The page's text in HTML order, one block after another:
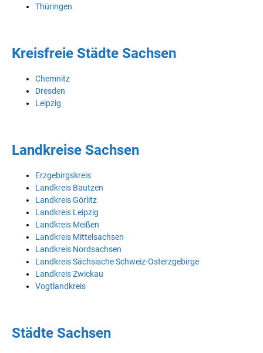
Thüringen
Kreisfreie Städte Sachsen
Chemnitz
Dresden
Leipzig
Landkreise Sachsen
Erzgebirgskreis
Landkreis Bautzen
Landkreis Görlitz
Landkreis Leipzig
Landkreis Meißen
Landkreis Mittelsachsen
Landkreis Nordsachsen
Landkreis Sächsische Schweiz-Osterzgebirge
Landkreis Zwickau
Vogtlandkreis
Städte Sachsen